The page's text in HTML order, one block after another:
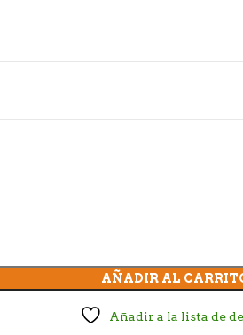
AÑADIR AL
Añadir a la lista de